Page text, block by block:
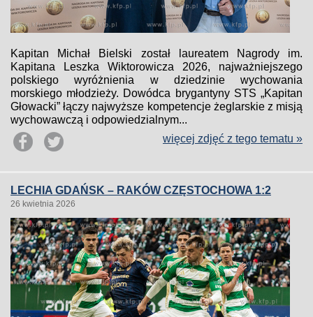
Kapitan Michał Bielski został laureatem Nagrody im.
Kapitana Leszka Wiktorowicza 2026, najważniejszego
polskiego wyróżnienia w dziedzinie wychowania
morskiego młodzieży. Dowódca brygantyny STS „Kapitan
Głowacki” łączy najwyższe kompetencje żeglarskie z misją
wychowawczą i odpowiedzialnym...
więcej zdjęć z tego tematu »
LECHIA GDAŃSK – RAKÓW CZĘSTOCHOWA 1:2
26 kwietnia 2026